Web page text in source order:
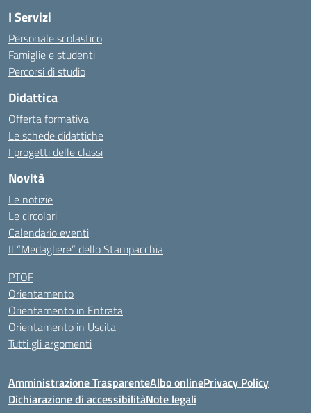
I Servizi
Personale scolastico
Famiglie e studenti
Percorsi di studio
Didattica
Offerta formativa
Le schede didattiche
I progetti delle classi
Novità
Le notizie
Le circolari
Calendario eventi
Il “Medagliere” dello Stampacchia
PTOF
Orientamento
Orientamento in Entrata
Orientamento in Uscita
Tutti gli argomenti
Amministrazione TrasparenteAlbo onlinePrivacy Policy
Dichiarazione di accessibilitàNote legali